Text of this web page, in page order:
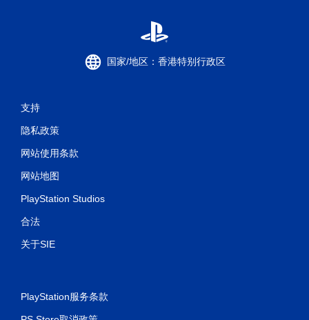
国家/地区：香港特别行政区
支持
隐私政策
网站使用条款
网站地图
PlayStation Studios
合法
关于SIE
PlayStation服务条款